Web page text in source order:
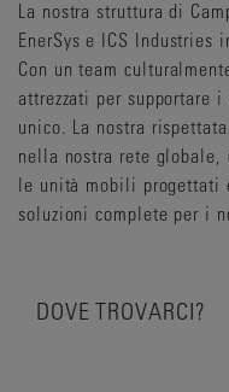
La nostra struttura di
EnerSys e ICS
Con un team
attrezzati per supportare
unico. La nostra
nella nostra rete
le unità mobili progettati
soluzioni complete per i
DOVE TROVARCI?